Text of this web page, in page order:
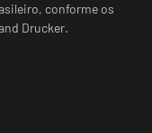
conforme os
Drucker.